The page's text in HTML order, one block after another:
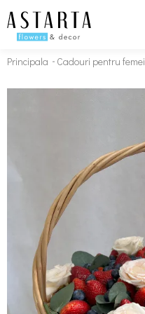
Principala Cadouri pentru femei